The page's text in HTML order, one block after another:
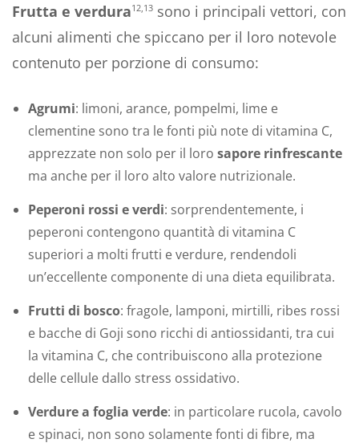
Frutta e verdura12,13 sono i principali vettori, con
alcuni alimenti che spiccano per il loro notevole
contenuto per porzione di consumo:
Agrumi: limoni, arance, pompelmi, lime e
clementine sono tra le fonti più note di vitamina C,
apprezzate non solo per il loro sapore rinfrescante
ma anche per il loro alto valore nutrizionale.
Peperoni rossi e verdi: sorprendentemente, i
peperoni contengono quantità di vitamina C
superiori a molti frutti e verdure, rendendoli
un’eccellente componente di una dieta equilibrata.
Frutti di bosco: fragole, lamponi, mirtilli, ribes rossi
e bacche di Goji sono ricchi di antiossidanti, tra cui
la vitamina C, che contribuiscono alla protezione
delle cellule dallo stress ossidativo.
Verdure a foglia verde: in particolare rucola, cavolo
e spinaci, non sono solamente fonti di fibre, ma